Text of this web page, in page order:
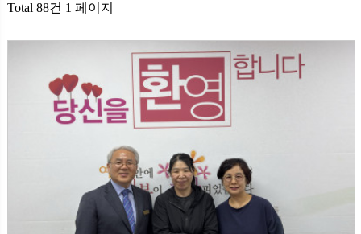
Total 88건 1 페이지